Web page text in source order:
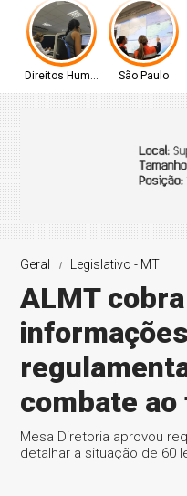
Direitos Humanos São Paulo
Geral Legislativo - MT
ALMT
combate
Mesa Diretoria aprovou
detalhar a situação de 60